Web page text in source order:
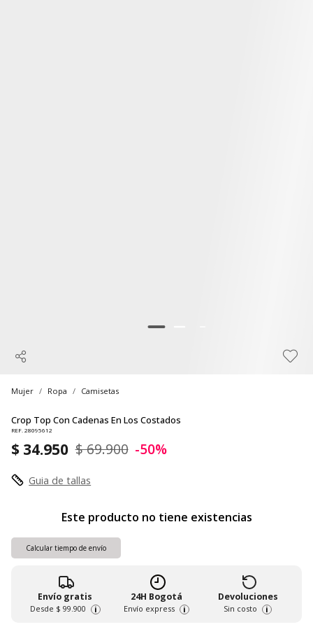
Mujer Ropa Camisetas
Crop Top Con Cadenas En Los Costados
REF. 28095612
$ 34.950 $ 69.900 -50%
Guia de tallas
Este producto no tiene existencias
Calcular tiempo de envío
Envío gratis
Desde $ 99.900 i
24H Bogotá
Envío express i
Devoluciones
Sin costo i